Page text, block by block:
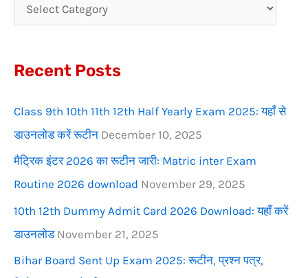
h
o
:
Recent Posts
Class 9th 10th 11th 12th Half Yearly Exam 2025: यहाँ से
डाउनलोड करें रूटीन December 10, 2025
मैट्रिक इंटर 2026 का रूटीन जारी: Matric inter Exam
Routine 2026 download November 29, 2025
10th 12th Dummy Admit Card 2026 Download: यहाँ करें
डाउनलोड November 21, 2025
Bihar Board Sent Up Exam 2025: रूटीन, प्रश्न पत्र,